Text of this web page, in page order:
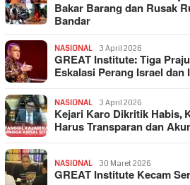
Bakar Barang dan Rusak
Bandar
NASIONAL 3 April 2026
GREAT Institute: Tiga
Eskalasi Perang Israel dan
NASIONAL 3 April 2026
Kejari Karo Dikritik Habis,
Harus Transparan dan
NASIONAL 30 Maret 2026
GREAT Institute Kecam